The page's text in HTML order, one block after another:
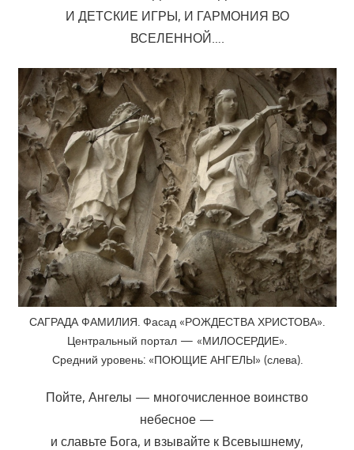
И ДЕТСКИЕ ИГРЫ, И ГАРМОНИЯ ВО
ВСЕЛЕННОЙ….
САГРАДА ФАМИЛИЯ. Фасад «РОЖДЕСТВА ХРИСТОВА».
Центральный портал — «МИЛОСЕРДИЕ».
Средний уровень: «ПОЮЩИЕ АНГЕЛЫ» (слева).
Пойте, Ангелы — многочисленное воинство
небесное —
и славьте Бога, и взывайте к Всевышнему,